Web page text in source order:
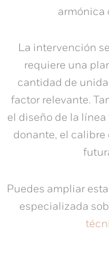
armónica
La intervención
requiere una
cantidad de
factor relevante.
el diseño de la
donante, el
Puedes ampliar
especializada